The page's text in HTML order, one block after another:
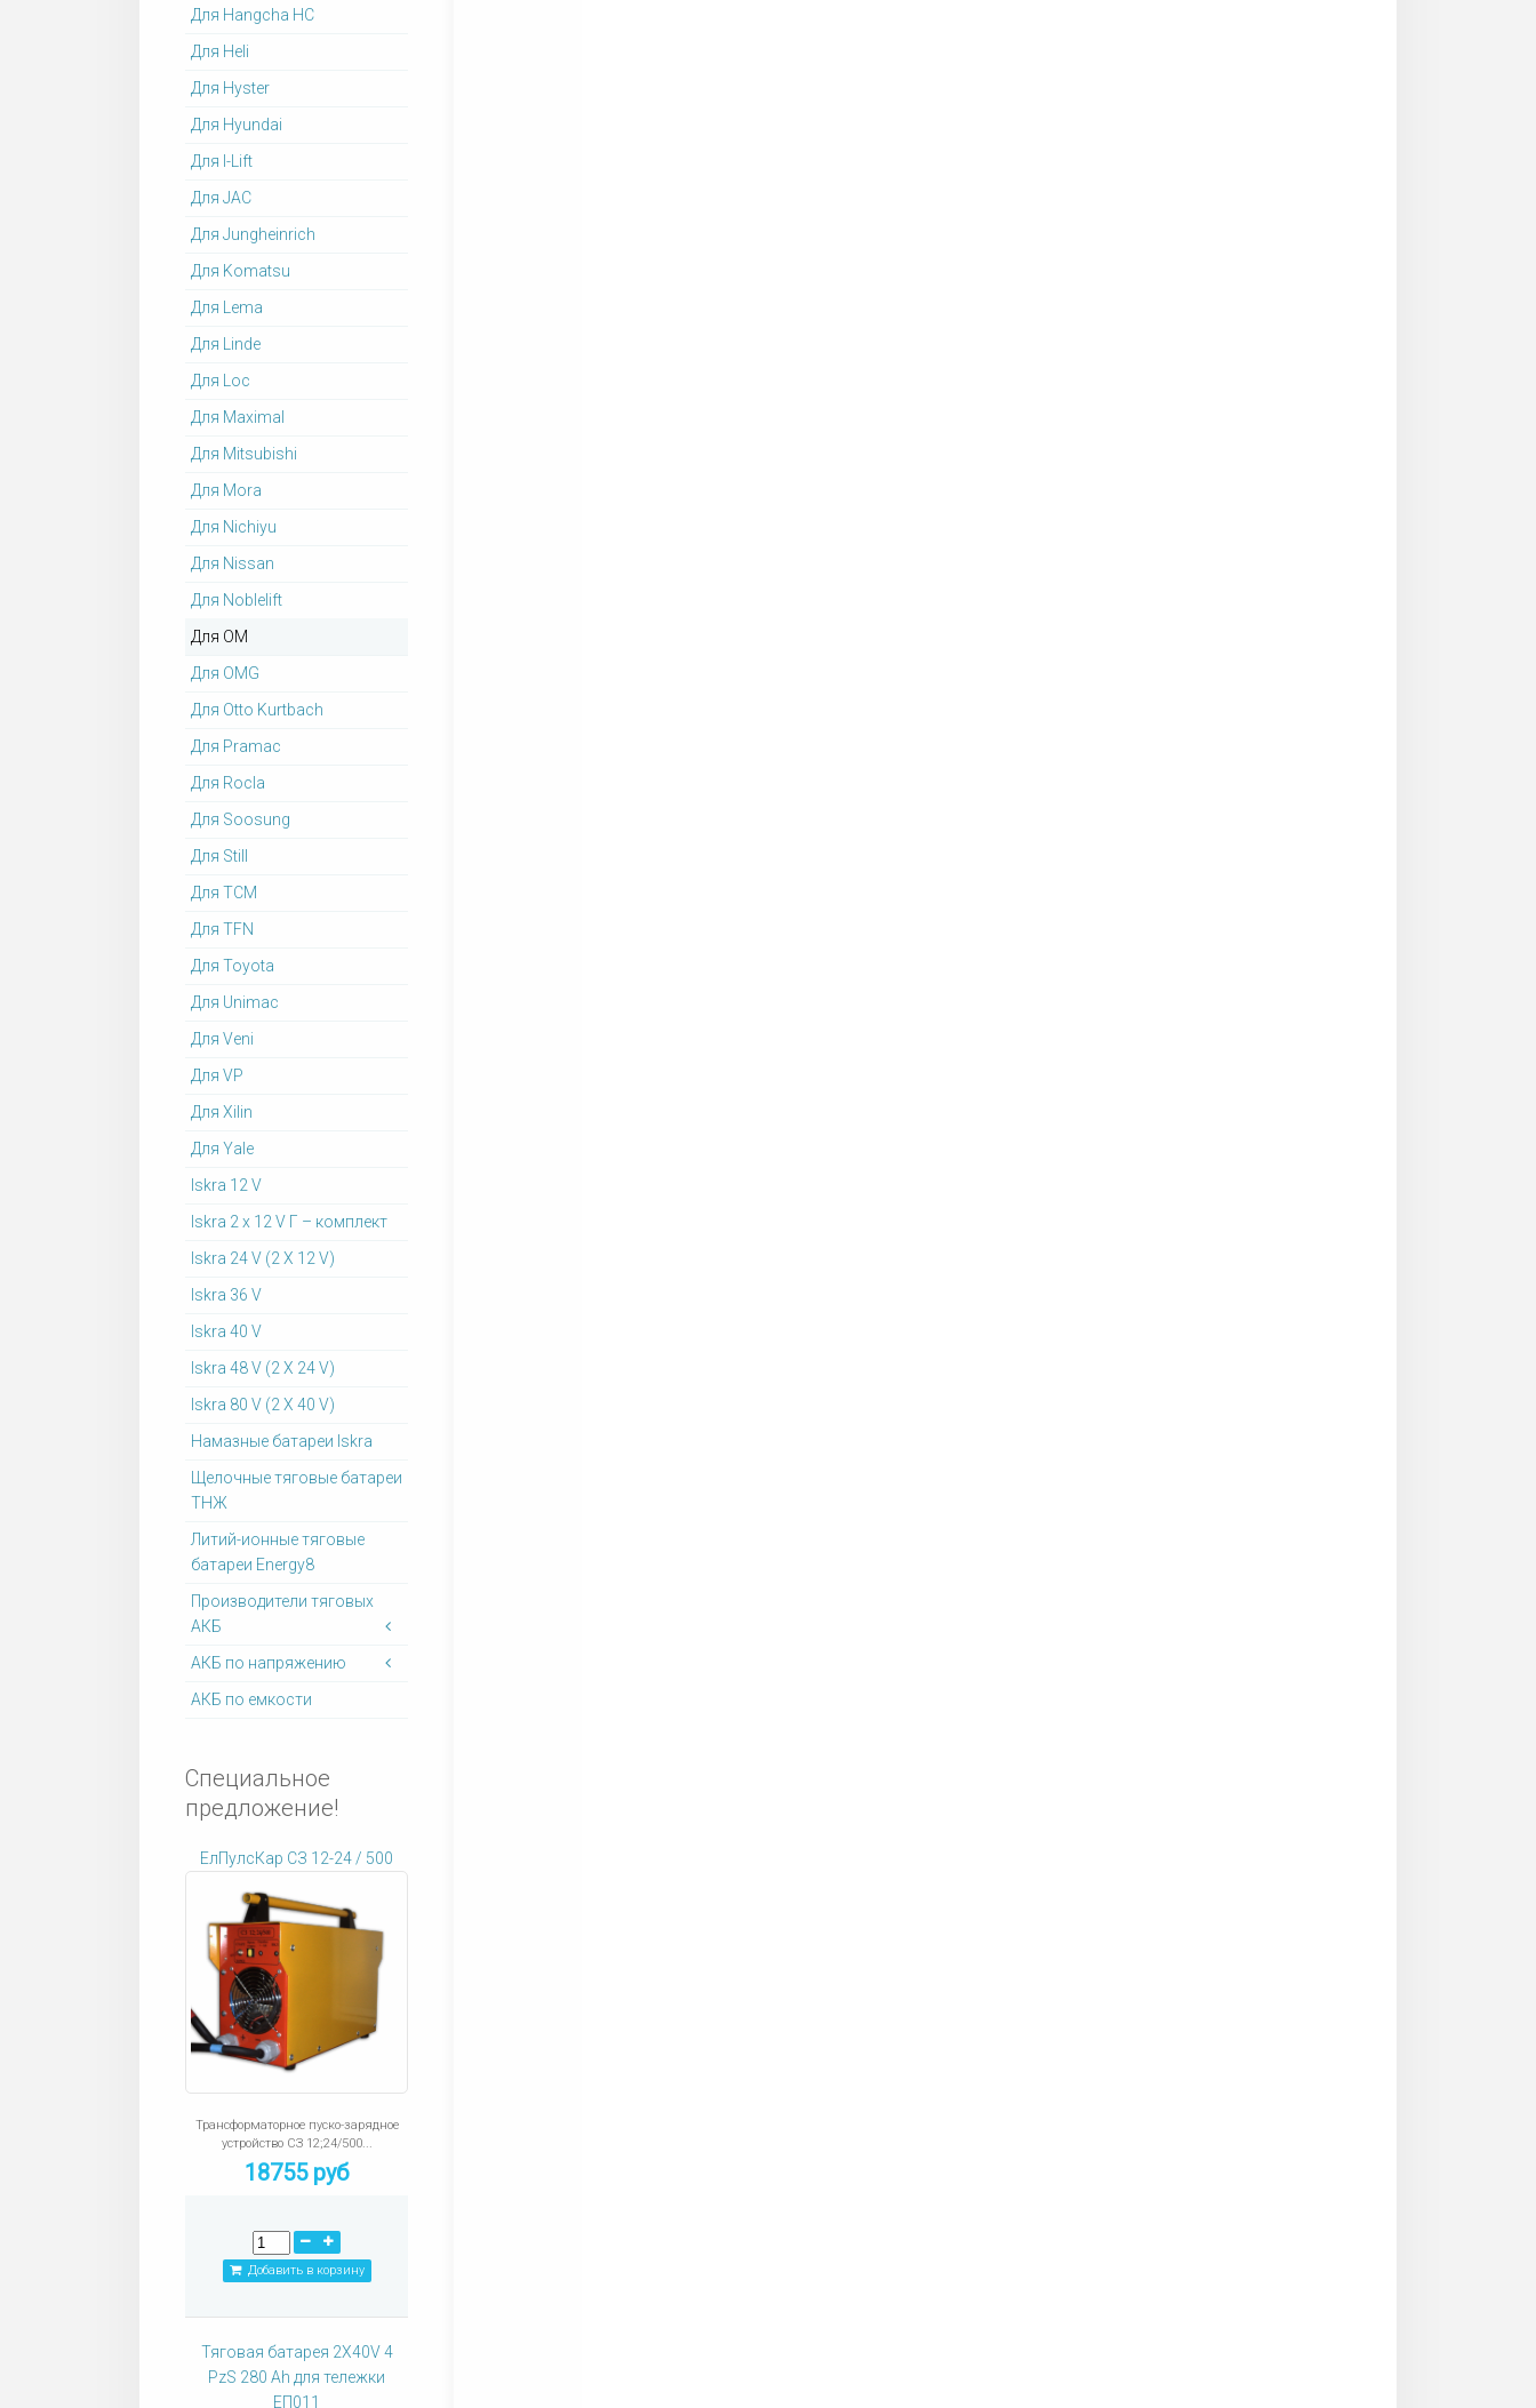
Для Hangcha HC
Для Heli
Для Hyster
Для Hyundai
Для I-Lift
Для JAC
Для Jungheinrich
Для Komatsu
Для Lema
Для Linde
Для Loc
Для Maximal
Для Mitsubishi
Для Mora
Для Nichiyu
Для Nissan
Для Noblelift
Для OM
Для OMG
Для Otto Kurtbach
Для Pramac
Для Rocla
Для Soosung
Для Still
Для TCM
Для TFN
Для Toyota
Для Unimac
Для Veni
Для VP
Для Xilin
Для Yale
Iskra 12 V
Iskra 2 x 12 V Г – комплект
Iskra 24 V (2 X 12 V)
Iskra 36 V
Iskra 40 V
Iskra 48 V (2 X 24 V)
Iskra 80 V (2 X 40 V)
Намазные батареи Iskra
Щелочные тяговые батареи
ТНЖ
Литий-ионные тяговые
батареи Energy8
Производители тяговых
АКБ
АКБ по напряжению
АКБ по емкости
Специальное
предложение!
ЕлПулсКар СЗ 12-24 / 500
Трансформаторное пуско-зарядное
устройство СЗ 12;24/500...
18755 руб
Добавить в корзину
Тяговая батарея 2X40V 4
PzS 280 Ah для тележки
ЕП011